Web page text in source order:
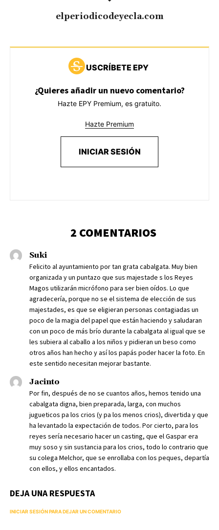
elperiodicodeyecla.com
USCRÍBETE EPY
¿Quieres añadir un nuevo comentario?
Hazte EPY Premium, es gratuito.
Hazte Premium
INICIAR SESIÓN
2 COMENTARIOS
Suki
Felicito al ayuntamiento por tan grata cabalgata. Muy bien
organizada y un puntazo que sus majestade s los Reyes
Magos utilizarán micrófono para ser bien oídos. Lo que
agradecería, porque no se el sistema de elección de sus
majestades, es que se eligieran personas contagiadas un
poco de la magia del papel que están haciendo y saludaran
con un poco de más brío durante la cabalgata al igual que se
les subiera al caballo a los niños y pidieran un beso como
otros años han hecho y así los papás poder hacer la foto. En
este sentido necesitan mejorar bastante.
Jacinto
Por fin, después de no se cuantos años, hemos tenido una
cabalgata digna, bien preparada, larga, con muchos
jugueticos pa los crios (y pa los menos crios), divertida y que
ha levantado la expectación de todos. Por cierto, para los
reyes sería necesario hacer un casting, que el Gaspar era
muy soso y sin sustancia para los crios, todo lo contrario que
su colega Melchor, que se enrollaba con los peques, departía
con ellos, y ellos encantados.
DEJA UNA RESPUESTA
INICIAR SESIÓN PARA DEJAR UN COMENTARIO